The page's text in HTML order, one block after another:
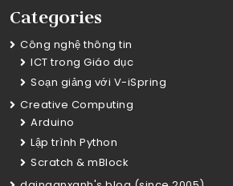
Categories
Công nghệ thông tin
ICT trong Giáo dục
Soạn giảng với V-iSpring
Creative Computing
Arduino
Lập trình Python
Scratch & mBlock